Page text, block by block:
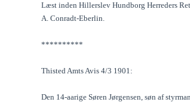
Læst inden Hillerslev Hundborg Herreders
A. Conradt-Eberlin.
**********
Thisted Amts Avis 4/3 1901:
Den 14-aarige Søren Jørgensen, søn af